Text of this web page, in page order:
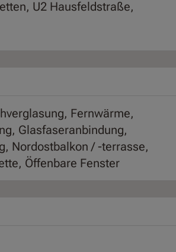
U2 Hausfeldstraße,
Fernwärme
Glasfaseranbindung
Nordostbalkon / -terrasse
Öffenbare Fenster